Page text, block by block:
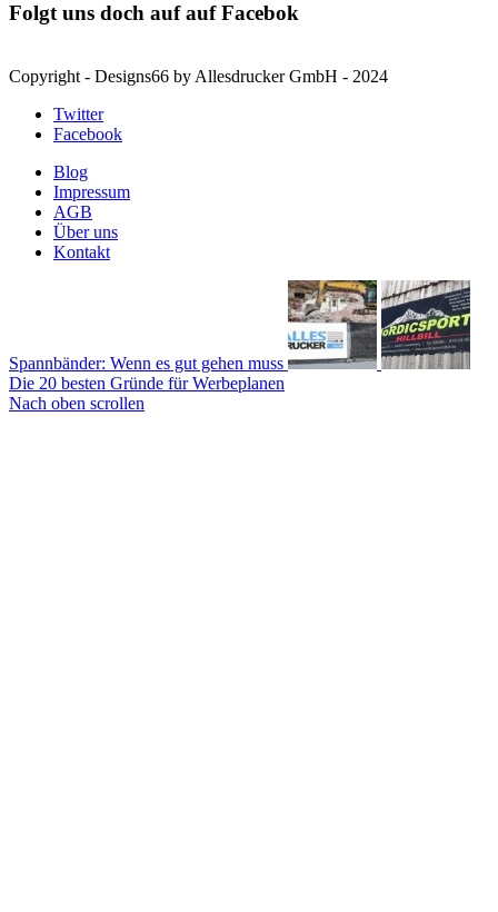
Folgt uns doch auf auf Facebok
Copyright - Designs66 by Allesdrucker GmbH - 2024
Twitter
Facebook
Blog
Impressum
AGB
Über uns
Kontakt
Spannbänder: Wenn es gut gehen muss
Die 20 besten Gründe für Werbeplanen
Nach oben scrollen